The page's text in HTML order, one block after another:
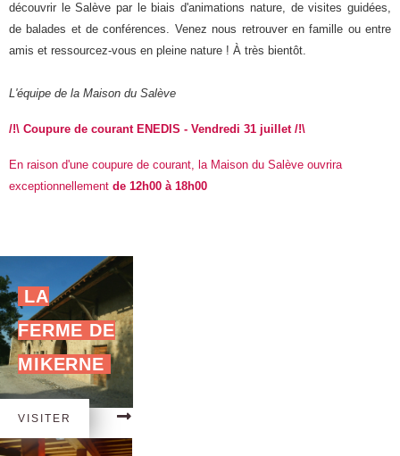
découvrir le Salève par le biais d'animations nature, de visites guidées,
de balades et de conférences. Venez nous retrouver en famille ou entre
amis et ressourcez-vous en pleine nature ! À très bientôt.
L'équipe de la Maison du Salève
/!\ Coupure de courant ENEDIS - Vendredi 31 juillet /!\
En raison d'une coupure de courant, la Maison du Salève ouvrira
exceptionnellement de 12h00 à 18h00
LA
FERME DE
MIKERNE
VISITER